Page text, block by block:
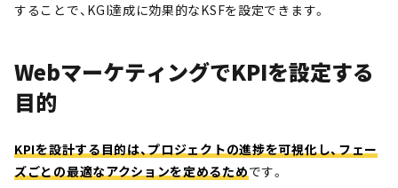
することで、KGI達成に効果的なKSFを設定できます。
WebマーケティングでKPIを設定する
目的
KPIを設計する目的は、プロジェクトの進捗を可視化し、フェー
ズごとの最適なアクションを定めるためです。